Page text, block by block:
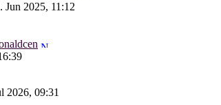
2025, 11:12
2026, 09:31